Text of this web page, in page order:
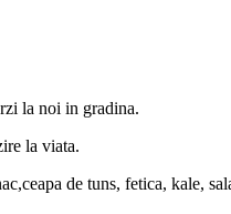
la noi in gradina.
la viata.
de tuns, fetica, kale,